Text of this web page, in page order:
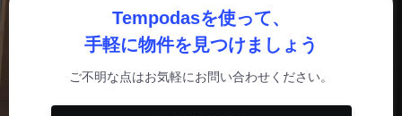
Tempodasを使って、
手軽に物件を見つけましょう
ご不明な点はお気軽にお問い合わせください。